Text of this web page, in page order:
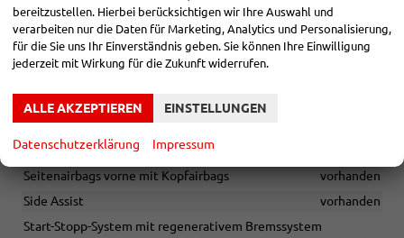
Knieairbag für den Fahrer
vorhanden
Lane Assist
vorhanden
Notrufservice eCall
Parksensoren, hinten
Pre-Crash-Schutz
Seitenairbags vorne mit Kopfairbags
vorhanden
Side Assist
vorhanden
Start-Stopp-System mit regenerativem Bremssystem
bereitzustellen. Hierbei berücksichtigen wir Ihre Auswahl und
verarbeiten nur die Daten für Marketing, Analytics und Personalisierung,
für die Sie uns Ihr Einverständnis geben. Sie können Ihre Einwilligung
jederzeit mit Wirkung für die Zukunft widerrufen.
ALLE AKZEPTIEREN EINSTELLUNGEN
Datenschutzerklärung Impressum